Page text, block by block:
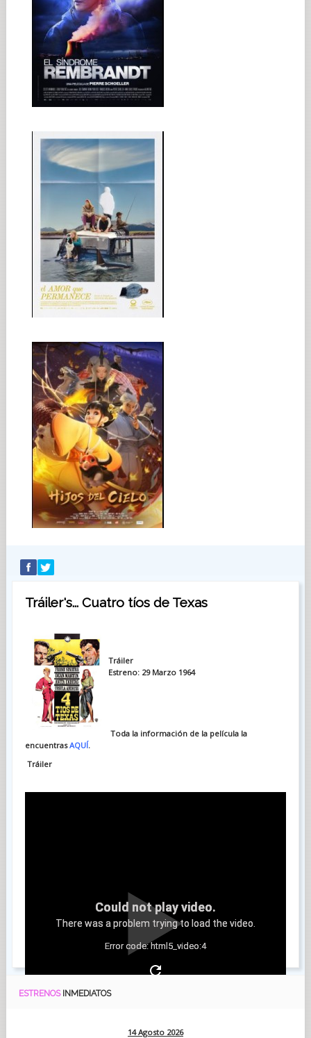
Tráiler's... Cuatro tíos de Texas
Tráiler
Estreno: 29 Marzo 1964
Toda la información de la película la
encuentrasAQUÍ.
Tráiler
Could not play video.
There was a problem trying to load the video.
Error code: html5_video:4
ESTRENOS INMEDIATOS
14 Agosto 2026